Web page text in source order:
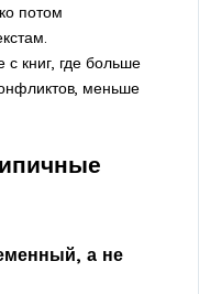
потом
с книг, где больше
меньше
а не